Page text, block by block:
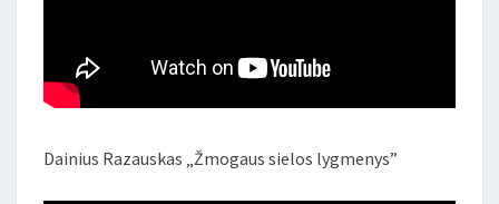
Dainius Razauskas „Žmogaus sielos lygmenys”